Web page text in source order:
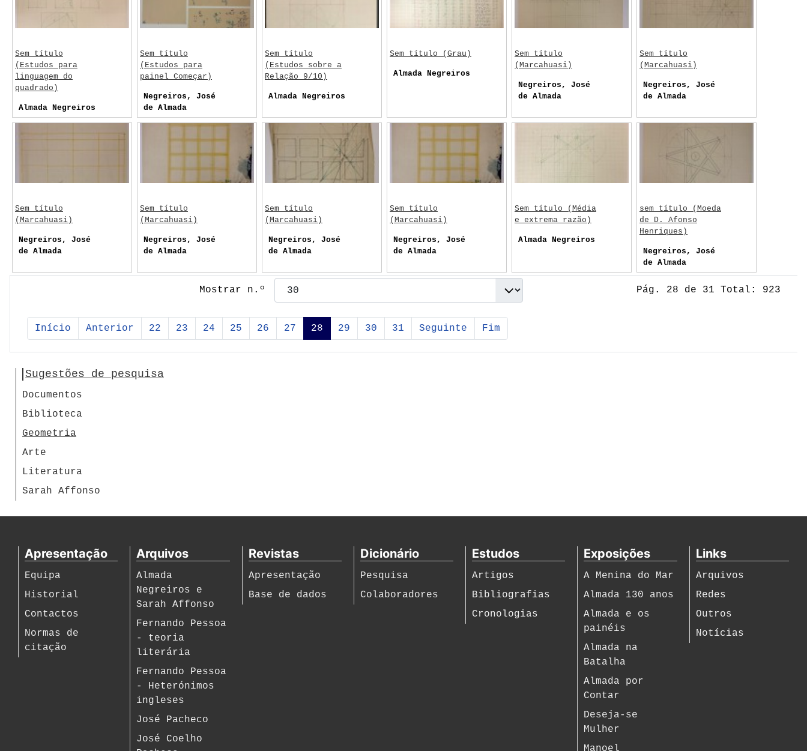
Mostrar n.º Pág. 28 de 31 Total: 923
Início Anterior 22 23 24 25 26 27 28 29 30 31 Seguinte Fim
Sem título
(Estudos para
linguagem do
quadrado)
Almada Negreiros
Sem título
(Estudos para
painel Começar)
Negreiros, José
de Almada
Sem título
(Estudos sobre a
Relação 9/10)
Almada Negreiros
Sem título (Grau)
Almada Negreiros
Sem título
(Marcahuasi)
Negreiros, José
de Almada
Sem título
(Marcahuasi)
Negreiros, José
de Almada
Sem título
(Marcahuasi)
Negreiros, José
de Almada
Sem título
(Marcahuasi)
Negreiros, José
de Almada
Sem título
(Marcahuasi)
Negreiros, José
de Almada
Sem título
(Marcahuasi)
Negreiros, José
de Almada
Sem título (Média
e extrema razão)
Almada Negreiros
sem título (Moeda
de D. Afonso
Henriques)
Negreiros, José
de Almada
Sugestões de pesquisa
Documentos
Biblioteca
Geometria
Arte
Literatura
Sarah Affonso
Apresentação
Equipa
Historial
Contactos
Normas de
citação
Arquivos
Almada
Negreiros e
Sarah Affonso
Fernando Pessoa
- teoria
literária
Fernando Pessoa
- Heterónimos
ingleses
José Pacheco
José Coelho
Revistas
Apresentação
Base de dados
Dicionário
Pesquisa
Colaboradores
Estudos
Artigos
Bibliografias
Cronologias
Exposições
A Menina do Mar
Almada 130 anos
Almada e os
painéis
Almada na
Batalha
Almada por
Contar
Deseja-se
Mulher
Manoel
Links
Arquivos
Redes
Outros
Notícias